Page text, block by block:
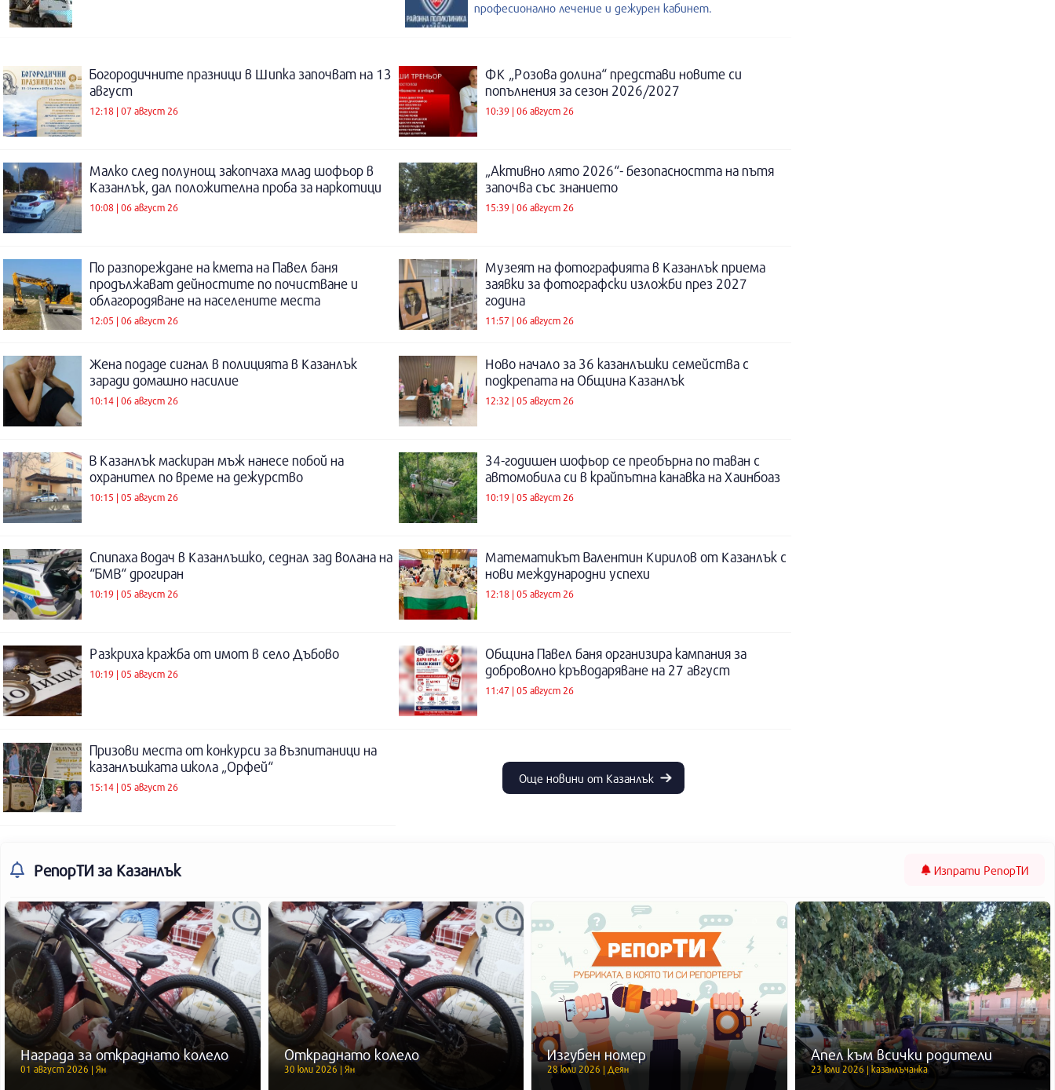
професионално лечение и дежурен кабинет.
Богородичните празници в Шипка започват на 13
август
12:18 | 07 август 26
ФК „Розова долина“ представи новите си
попълнения за сезон 2026/2027
10:39 | 06 август 26
Малко след полунощ закопчаха млад шофьор в
Казанлък, дал положителна проба за наркотици
10:08 | 06 август 26
„Активно лято 2026“- безопасността на пътя
започва със знанието
15:39 | 06 август 26
По разпореждане на кмета на Павел баня
продължават дейностите по почистване и
облагородяване на населените места
12:05 | 06 август 26
Музеят на фотографията в Казанлък приема
заявки за фотографски изложби през 2027
година
11:57 | 06 август 26
Жена подаде сигнал в полицията в Казанлък
заради домашно насилие
10:14 | 06 август 26
Ново начало за 36 казанлъшки семейства с
подкрепата на Община Казанлък
12:32 | 05 август 26
В Казанлък маскиран мъж нанесе побой на
охранител по време на дежурство
10:15 | 05 август 26
34-годишен шофьор се преобърна по таван с
автомобила си в крайпътна канавка на Хаинбоаз
10:19 | 05 август 26
Спипаха водач в Казанлъшко, седнал зад волана на
“БМВ“ дрогиран
10:19 | 05 август 26
Математикът Валентин Кирилов от Казанлък с
нови международни успехи
12:18 | 05 август 26
Разкриха кражба от имот в село Дъбово
10:19 | 05 август 26
Община Павел баня организира кампания за
доброволно кръводаряване на 27 август
11:47 | 05 август 26
Призови места от конкурси за възпитаници на
казанлъшката школа „Орфей“
15:14 | 05 август 26
Още новини от Казанлък
РепорТИ за Казанлък Изпрати РепорТИ
Награда за откраднато колело
01 август 2026 | Ян
Откраднато колело
30 юли 2026 | Ян
Изгубен номер
28 юли 2026 | Деян
Апел към всички родители
23 юли 2026 | казанлъчанка